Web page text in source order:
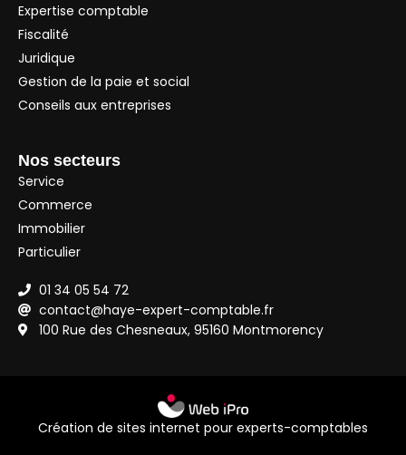
Expertise comptable
Fiscalité
Juridique
Gestion de la paie et social
Conseils aux entreprises
Nos secteurs
Service
Commerce
Immobilier
Particulier
01 34 05 54 72
contact@haye-expert-comptable.fr
100 Rue des Chesneaux, 95160 Montmorency
Création de sites internet pour experts-comptables